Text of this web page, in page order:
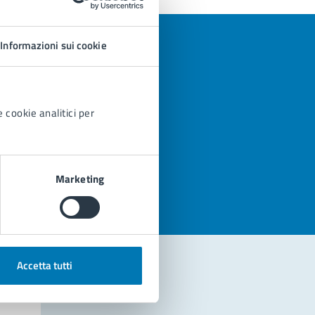
Informazioni sui cookie
cookie analitici per
Marketing
Accetta tutti